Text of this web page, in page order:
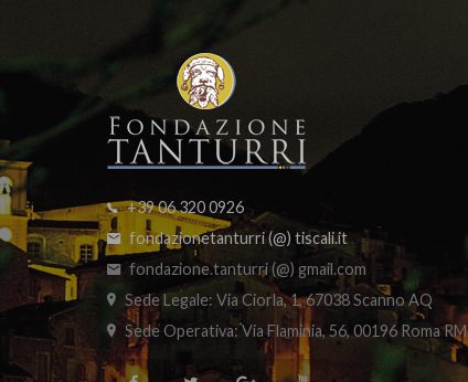
+39 06 320 0926
fondazionetanturri (@) tiscali.it
fondazione.tanturri (@) gmail.com
Sede Legale: Via Ciorla, 1, 67038 Scanno AQ
Sede Operativa: Via Flaminia, 56, 00196 Roma RM